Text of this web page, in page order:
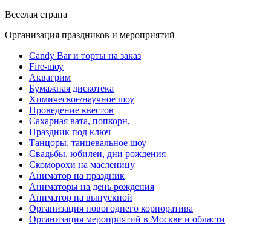
Веселая страна
Организация праздников и мероприятий
Candy Bar и торты на заказ
Fire-шоу
Аквагрим
Бумажная дискотека
Химическое/научное шоу
Проведение квестов
Сахарная вата, попкорн,
Праздник под ключ
Танцоры, танцевальное шоу
Свадьбы, юбилеи, дни рождения
Скоморохи на масленицу
Аниматор на праздник
Аниматоры на день рождения
Аниматор на выпускной
Организация новогоднего корпоратива
Организация мероприятий в Москве и области